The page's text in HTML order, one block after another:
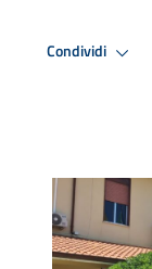
Condividi